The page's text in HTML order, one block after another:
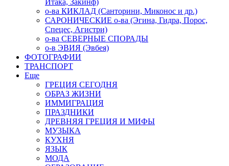
Итака, Закинф)
о-ва КИКЛАД (Санторини, Миконос и др.)
САРОНИЧЕСКИЕ о-ва (Эгина, Гидра, Порос,
Спецес, Агистри)
о-ва СЕВЕРНЫЕ СПОРАДЫ
о-в ЭВИЯ (Эвбея)
ФОТОГРАФИИ
ТРАНСПОРТ
Еще
ГРЕЦИЯ СЕГОДНЯ
ОБРАЗ ЖИЗНИ
ИММИГРАЦИЯ
ПРАЗДНИКИ
ДРЕВНЯЯ ГРЕЦИЯ И МИФЫ
МУЗЫКА
КУХНЯ
ЯЗЫК
МОДА